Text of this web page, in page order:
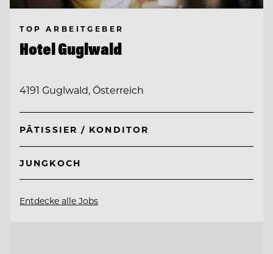
TOP ARBEITGEBER
Hotel Guglwald
4191 Guglwald, Österreich
PÂTISSIER / KONDITOR
JUNGKOCH
Entdecke alle Jobs